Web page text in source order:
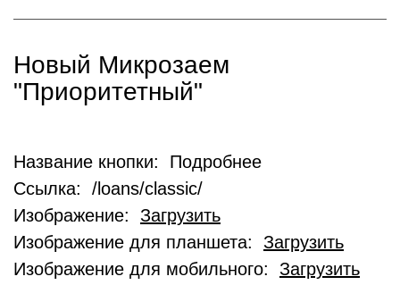
Новый Микрозаем
"Приоритетный"
Название кнопки: Подробнее
Ссылка: /loans/classic/
Изображение: Загрузить
Изображение для планшета: Загрузить
Изображение для мобильного: Загрузить